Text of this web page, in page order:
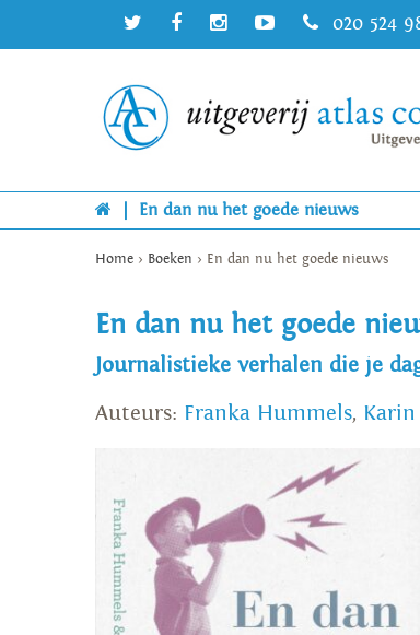
020 524
En dan nu het goede nieuws
Home > Boeken > En dan nu het goede nieuws
En dan nu het goede
Journalistieke verhalen die je
Auteurs: Franka Hummels,